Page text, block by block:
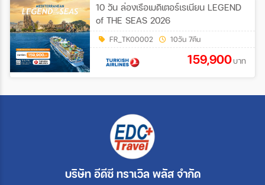
10 วัน ล่องเรือเมดิเตอร์เรเนียน LEGEND
of THE SEAS 2026
FR_TK00002 10วัน 7คืน
159,900บาท
บริษัท อีดีซี ทราเวิล พลัส จำกัด